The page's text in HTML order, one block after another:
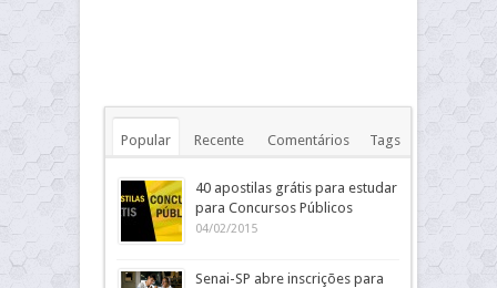
Popular Recente Comentários Tags
40 apostilas grátis para estudar
para Concursos Públicos
04/02/2015
Senai-SP abre inscrições para